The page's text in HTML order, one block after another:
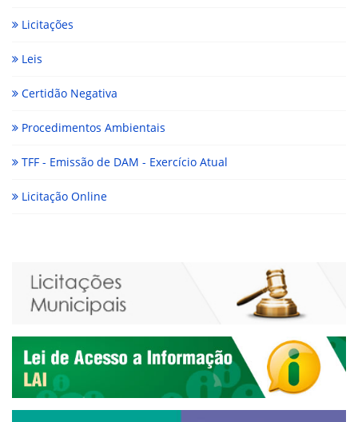
Licitações
Leis
Certidão Negativa
Procedimentos Ambientais
TFF - Emissão de DAM - Exercício Atual
Licitação Online